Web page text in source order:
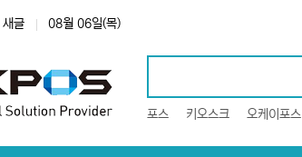
새글 08월 06일(목)
포스 키오스크 오케이포스